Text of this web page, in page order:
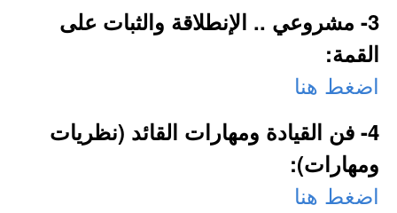
3- مشروعي .. الإنطلاقة والثبات على
القمة:
اضغط هنا
4- فن القيادة ومهارات القائد (نظريات
ومهارات):
اضغط هنا